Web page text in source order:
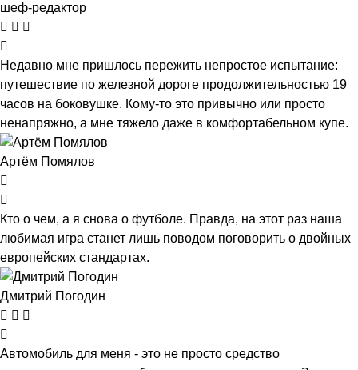
шеф-редактор
Недавно мне пришлось пережить непростое испытание:
путешествие по железной дороге продолжительностью 19
часов на боковушке. Кому-то это привычно или просто
ненапряжно, а мне тяжело даже в комфортабельном купе.
Артём Помялов
Кто о чем, а я снова о футболе. Правда, на этот раз наша
любимая игра станет лишь поводом поговорить о двойных
европейских стандартах.
Дмитрий Погодин
Автомобиль для меня - это не просто средство